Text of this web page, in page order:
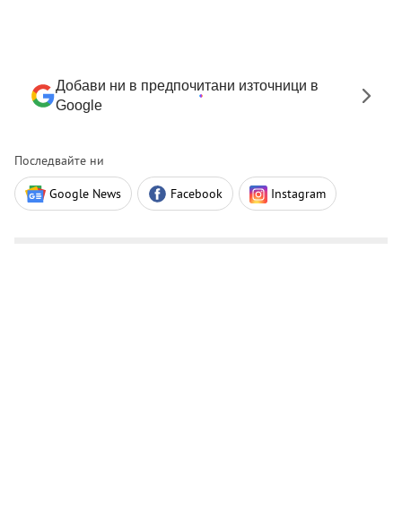
Добави ни в предпочитани източници в
Google
Последвайте ни
Google News Facebook Instagram